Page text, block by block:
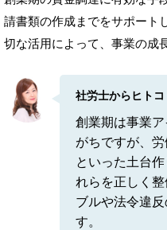
請書類の作成までをサポート
切な活用によって、事業の成
社労士からヒト
創業期は事業
がちですが、
といった土台
れらを正しく
ブルや法令違
す。